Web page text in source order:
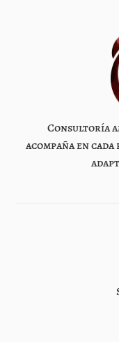
Consultoría
acompaña en